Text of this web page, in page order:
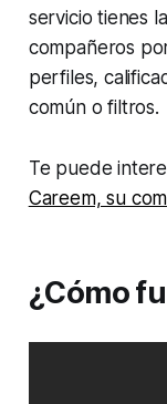
servicio tienes
compañeros
perfiles,
común o filtros.
Te puede
Careem, su
¿Cómo